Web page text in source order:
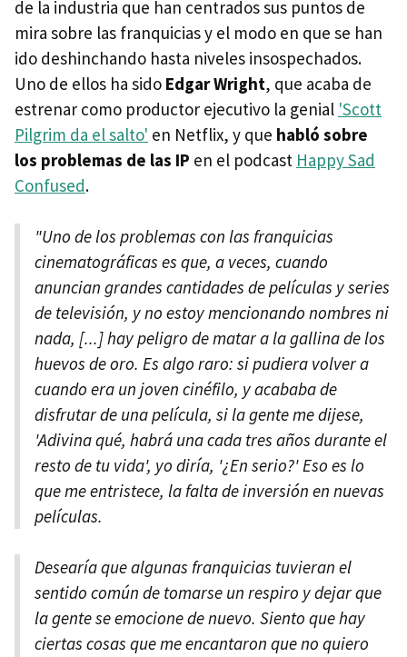
de la industria que han centrados sus puntos de
mira sobre las franquicias y el modo en que se han
ido deshinchando hasta niveles insospechados.
Uno de ellos ha sido Edgar Wright, que acaba de
estrenar como productor ejecutivo la genial 'Scott
Pilgrim da el salto' en Netflix, y que habló sobre
los problemas de las IP en el podcast Happy Sad
Confused.
"Uno de los problemas con las franquicias
cinematográficas es que, a veces, cuando
anuncian grandes cantidades de películas y series
de televisión, y no estoy mencionando nombres ni
nada, [...] hay peligro de matar a la gallina de los
huevos de oro. Es algo raro: si pudiera volver a
cuando era un joven cinéfilo, y acababa de
disfrutar de una película, si la gente me dijese,
'Adivina qué, habrá una cada tres años durante el
resto de tu vida', yo diría, '¿En serio?' Eso es lo
que me entristece, la falta de inversión en nuevas
películas.
Desearía que algunas franquicias tuvieran el
sentido común de tomarse un respiro y dejar que
la gente se emocione de nuevo. Siento que hay
ciertas cosas que me encantaron que no quiero